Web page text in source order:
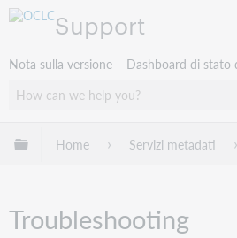
Support
Nota sulla versione Dashboard di stato
Espandi/comprimi la gerarchia
Home Servizi metadati
Troubleshooting